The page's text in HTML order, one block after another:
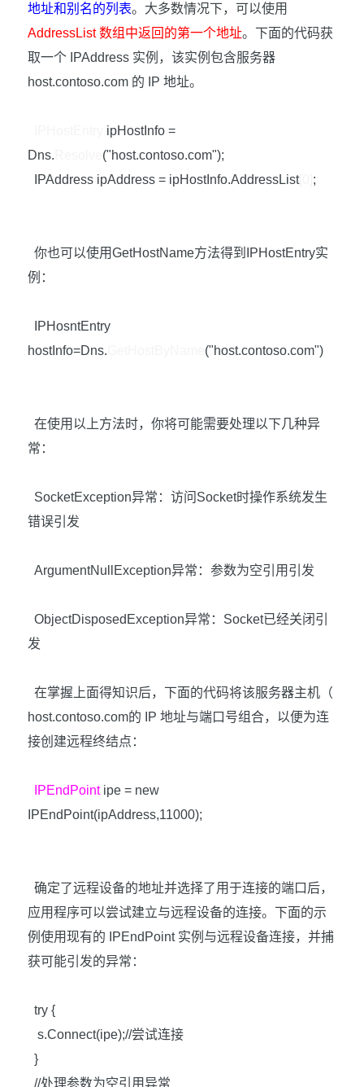
地址和别名的列表。大多数情况下，可以使用
AddressList数组中返回的第一个地址。下面的代码获
取一个 IPAddress 实例，该实例包含服务器
host.contoso.com 的 IP 地址。
ipHostInfo =
Dns.
("host.contoso.com");
IPAddress ipAddress = ipHostInfo.AddressList[0] ;
你也可以使用GetHostName方法得到 IPHostEntry实
例：
IPHosntEntry
hostInfo=Dns.
("host.contoso.com")
在使用以上方法时，你将可能需要处理以下几种异
常：
SocketException异常：访问 Socket时操作系统发生
错误引发
ArgumentNullException异常：参数为空引用引发
ObjectDisposedException异常： Socket已经关闭引
发
在掌握上面得知识后，下面的代码将该服务器主机（
host.contoso.com的 IP 地址与端口号组合，以便为连
接创建远程终结点：
IPEndPointipe = new
IPEndPoint(ipAddress,11000);
确定了远程设备的地址并选择了用于连接的端口后，
应用程序可以尝试建立与远程设备的连接。下面的示
例使用现有的 IPEndPoint 实例与远程设备连接，并捕
获可能引发的异常：
try {
s.Connect(ipe);//尝试连接
}
//处理参数为空引用异常